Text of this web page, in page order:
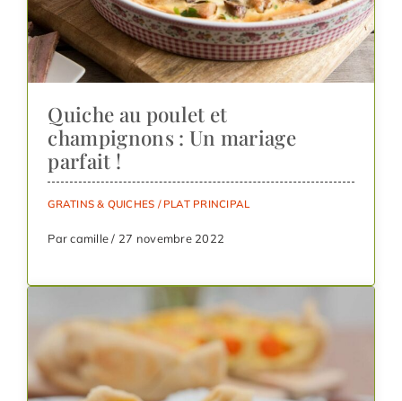
Quiche au poulet et
champignons : Un mariage
parfait !
GRATINS & QUICHES / PLAT PRINCIPAL
Par camille / 27 novembre 2022